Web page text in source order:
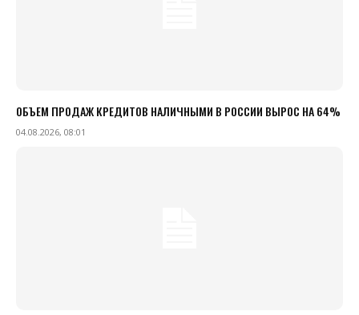
ОБЪЕМ ПРОДАЖ КРЕДИТОВ НАЛИЧНЫМИ В РОССИИ ВЫРОС НА 64%
04.08.2026, 08:01